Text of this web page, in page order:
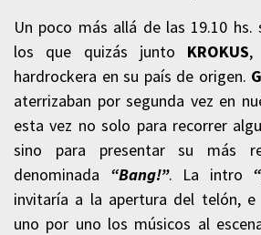
Un poco más allá de las 19.10 hs.
los que quizás junto KROKUS,
hardrockera en su país de origen.
aterrizaban por segunda vez en
esta vez no solo para recorrer
sino para presentar su más
denominada “Bang!”. La intro
invitaría a la apertura del telón, e
uno por uno los músicos al